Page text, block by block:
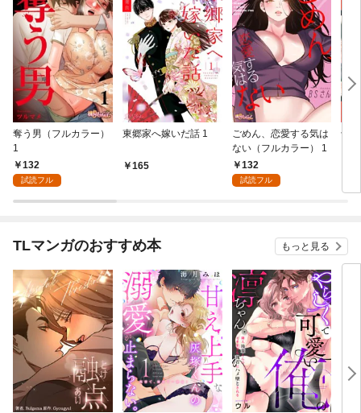
奪う男（フルカラー）
1
132
試読フル
東郷家へ嫁いだ話 1
165
ごめん、恋愛する気は
ない（フルカラー） 1
132
試読フル
十
TLマンガのおすすめ本 もっと見る